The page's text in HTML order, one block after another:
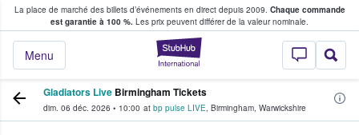
La place de marché des billets d’événements en direct depuis 2009. Chaque commande
est garantie à 100 %. Les prix peuvent différer de la valeur nominale.
StubHub - Où
Menu
fans achètent et vendent des billets
Gladiators Live Birmingham Tickets
dim. 06 déc. 2026 • 10:00 at bp pulse LIVE, Birmingham, Warwickshire